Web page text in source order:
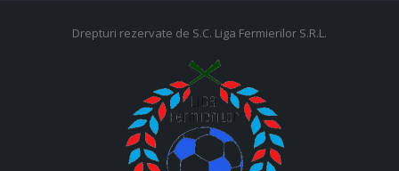
Drepturi rezervate de S.C. Liga Fermierilor S.R.L.